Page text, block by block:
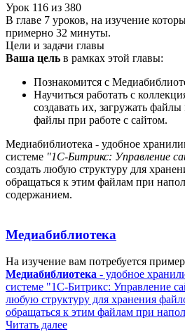
Урок 116 из 380
В главе 7 уроков, на изучение
примерно 32 минуты.
Цели и задачи главы
Ваша цель в рамках этой главы:
Познакомится с
Научиться работать с
создавать их, загружать файлы
файлы при работе с сайтом.
Медиабиблиотека - удобное
системе "1С-Битрикс: Управление
создать любую структуру для
обращаться к этим файлам при
содержанием.
Медиабиблиотека
На изучение вам потребуется
Медиабиблиотека - удобное
системе "1С-Битрикс: Управление
любую структуру для хранения
обращаться к этим файлам при
Читать далее